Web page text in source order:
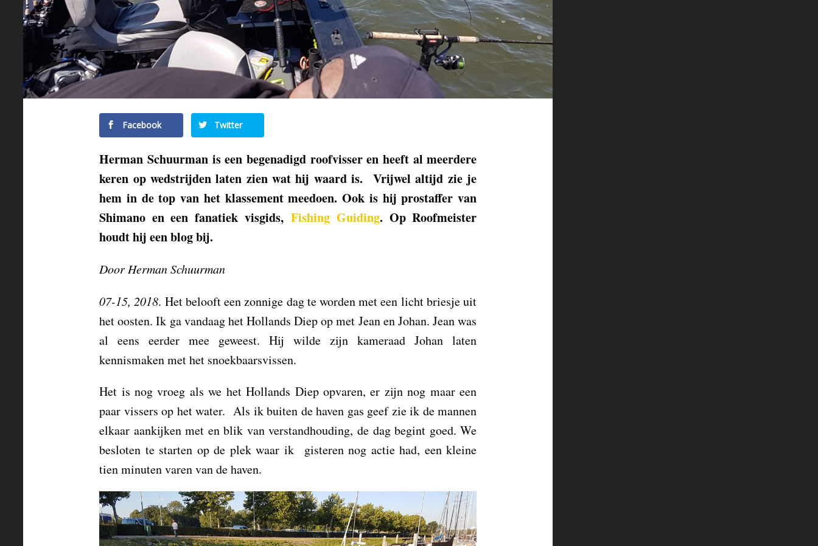
Facebook Twitter
Herman Schuurman is een begenadigd roofvisser en heeft al meerdere
keren op wedstrijden laten zien wat hij waard is. Vrijwel altijd zie je
hem in de top van het klassement meedoen. Ook is hij prostaffer van
Shimano en een fanatiek visgids,Fishing Guiding. Op Roofmeister
houdt hij een blog bij.
Door Herman Schuurman
07-15, 2018. Het belooft een zonnige dag te worden met een licht briesje uit
het oosten. Ik ga vandaag het Hollands Diep op met Jean en Johan. Jean was
al eens eerder mee geweest. Hij wilde zijn kameraad Johan laten
kennismaken met het snoekbaarsvissen.
Het is nog vroeg als we het Hollands Diep opvaren, er zijn nog maar een
paar vissers op het water. Als ik buiten de haven gas geef zie ik de mannen
elkaar aankijken met en blik van verstandhouding, de dag begint goed. We
besloten te starten op de plek waar ik gisteren nog actie had, een kleine
tien minuten varen van de haven.